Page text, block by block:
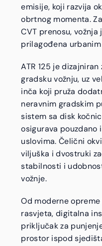
emisije, koji razvija
obrtnog momenta.
CVT prenosu,
prilagođena
ATR 125 je
gradsku vožnju, uz
inča koji pruža
neravnim gradskim
sistem sa disk
osigurava pouzdano
uslovima. Čelični
viljuška i dvostruki
stabilnosti i
vožnje.
Od moderne
rasvjeta, digitalna
priključak za
prostor ispod